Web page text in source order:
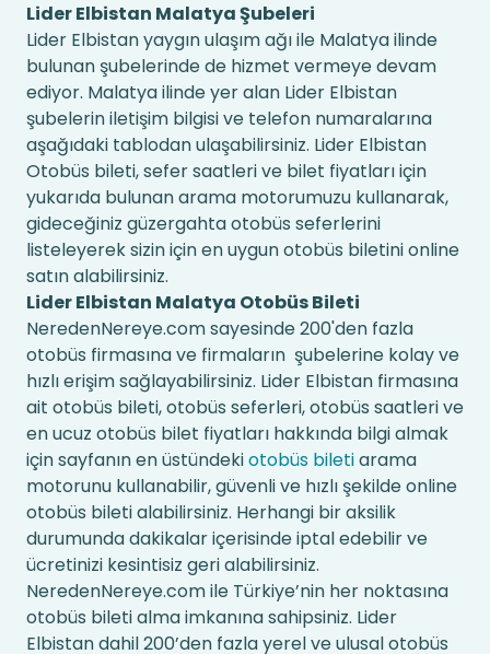
Lider Elbistan Malatya Şubeleri
Lider Elbistan yaygın ulaşım ağı ile Malatya ilinde
bulunan şubelerinde de hizmet vermeye devam
ediyor. Malatya ilinde yer alan Lider Elbistan
şubelerin iletişim bilgisi ve telefon numaralarına
aşağıdaki tablodan ulaşabilirsiniz. Lider Elbistan
Otobüs bileti, sefer saatleri ve bilet fiyatları için
yukarıda bulunan arama motorumuzu kullanarak,
gideceğiniz güzergahta otobüs seferlerini
listeleyerek sizin için en uygun otobüs biletini online
satın alabilirsiniz.
Lider Elbistan Malatya Otobüs Bileti
NeredenNereye.com sayesinde 200'den fazla
otobüs firmasına ve firmaların şubelerine kolay ve
hızlı erişim sağlayabilirsiniz. Lider Elbistan firmasına
ait otobüs bileti, otobüs seferleri, otobüs saatleri ve
en ucuz otobüs bilet fiyatları hakkında bilgi almak
için sayfanın en üstündekiotobüs biletiarama
motorunu kullanabilir, güvenli ve hızlı şekilde online
otobüs bileti alabilirsiniz. Herhangi bir aksilik
durumunda dakikalar içerisinde iptal edebilir ve
ücretinizi kesintisiz geri alabilirsiniz.
NeredenNereye.com ile Türkiye’nin her noktasına
otobüs bileti alma imkanına sahipsiniz. Lider
Elbistan dahil 200’den fazla yerel ve ulusal otobüs